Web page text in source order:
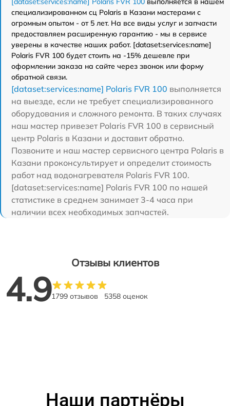
специализированном сц Polaris в Казани мастерами с
огромным опытом - от 5 лет. На все виды услуг и запчасти
предоставляем расширенную гарантию - мы в сервисе
уверены в качестве наших работ. [dataset:services:name]
Polaris FVR 100 будет стоить на -15% дешевле при
оформлении заказа на сайте через звонок или форму
обратной связи.
[dataset:services:name] Polaris FVR 100 выполняется
на выезде, если не требует специализированного
оборудования и сложного ремонта. В таких случаях
наш мастер привезет Polaris FVR 100 в сервисный
центр Polaris в Казани и доставит обратно.
Позвоните и наш мастер сервисного центра Polaris в
Казани проконсультирует и определит стоимость
работ над водонагревателя Polaris FVR 100.
[dataset:services:name] Polaris FVR 100 по нашей
статистике в среднем занимает 3-4 часа при
наличии всех необходимых запчастей.
Отзывы клиентов
4.91799 отзывов 5358 оценок
Наши партнёры